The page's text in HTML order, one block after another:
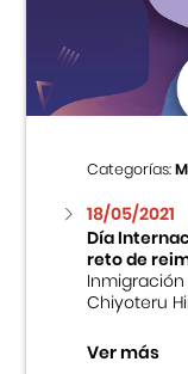
Centro
Cursos
Museo de
Fondo
Teatro
Categorías:
18/05/2021
Día
reto de
Inmigración
Chiyoteru
Ver más